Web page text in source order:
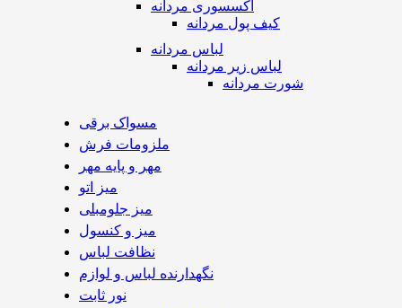
اکسسوری مردانه
کیف پول مردانه
لباس مردانه
لباس زیر مردانه
شورت مردانه
مسواک برقی
ملزومات فرش
مهر و پایه مهر
میز اتو
میز جلومبلی
میز و کنسول
نظافت لباس
نگهدارنده لباس و لوازم
نور ثابت